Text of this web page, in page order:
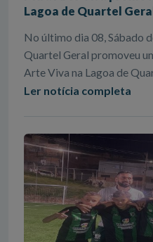
Lagoa de Quartel
No último dia 08, Sábado
Quartel Geral promoveu
Arte Viva na Lagoa de
Ler notícia completa